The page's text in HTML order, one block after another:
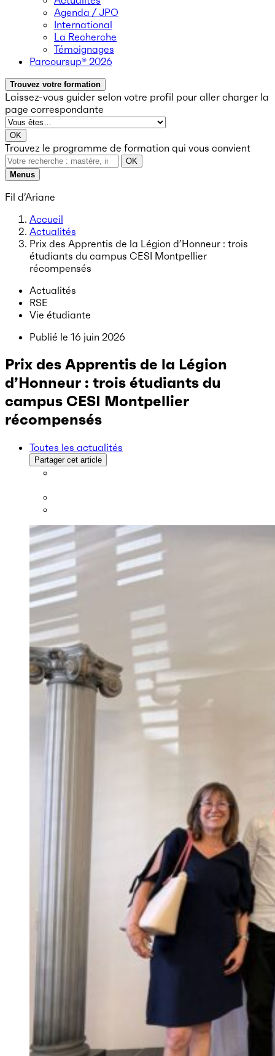
Agenda / JPO
International
La Recherche
Témoignages
Parcoursup® 2026
Trouvez votre formation
Laissez-vous guider selon votre profil pour aller charger la
page correspondante
OK
Trouvez le programme de formation qui vous convient
OK
Menus
Fil d’Ariane
Accueil
Actualités
Prix des Apprentis de la Légion d’Honneur : trois
étudiants du campus CESI Montpellier
récompensés
Actualités
RSE
Vie étudiante
Publié le 16 juin 2026
Prix des Apprentis de la Légion
d’Honneur : trois étudiants du
campus CESI Montpellier
récompensés
Toutes les actualités
Partager cet article